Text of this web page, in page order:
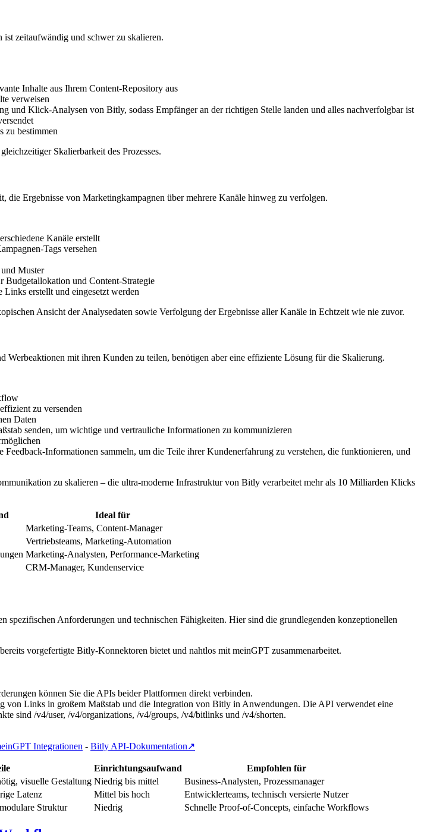
zeitaufwändig und schwer zu skalieren.
Inhalte aus Ihrem Content-Repository aus
verweisen
Klick-Analysen von Bitly, sodass Empfänger an der richtigen Stelle landen und alles nachverfolgbar ist
zu bestimmen
Skalierbarkeit des Prozesses.
die Ergebnisse von Marketingkampagnen über mehrere Kanäle hinweg zu verfolgen.
Kanäle erstellt
Tags versehen
Muster
Budgetallokation und Content-Strategie
erstellt und eingesetzt werden
Ansicht der Analysedaten sowie Verfolgung der Ergebnisse aller Kanäle in Echtzeit wie nie zuvor.
Werbeaktionen mit ihren Kunden zu teilen, benötigen aber eine effiziente Lösung für die Skalierung.
zu versenden
Daten
senden, um wichtige und vertrauliche Informationen zu kommunizieren
Informationen sammeln, um die Teile ihrer Kundenerfahrung zu verstehen, die funktionieren, und
zu skalieren – die ultra-moderne Infrastruktur von Bitly verarbeitet mehr als 10 Milliarden Klicks
Ideal für
Marketing-Teams, Content-Manager
Vertriebsteams, Marketing-Automation
Marketing-Analysten, Performance-Marketing
CRM-Manager, Kundenservice
Anforderungen und technischen Fähigkeiten. Hier sind die grundlegenden konzeptionellen
vorgefertigte Bitly-Konnektoren bietet und nahtlos mit meinGPT zusammenarbeitet.
können Sie die APIs beider Plattformen direkt verbinden.
Links in großem Maßstab und die Integration von Bitly in Anwendungen. Die API verwendet eine
sind /v4/user, /v4/organizations, /v4/groups, /v4/bitlinks und /v4/shorten.
Integrationen - Bitly API-Dokumentation↗
Einrichtungsaufwand
Empfohlen für
visuelle Gestaltung Niedrig bis mittel
Business-Analysten, Prozessmanager
Latenz Mittel bis hoch
Entwicklerteams, technisch versierte Nutzer
Struktur Niedrig Schnelle Proof-of-Concepts, einfache Workflows